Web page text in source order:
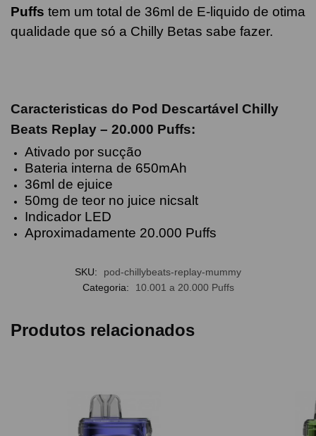
Puffs tem um total de 36ml de E-liquido de otima
qualidade que só a Chilly Betas sabe fazer.
Caracteristicas do Pod Descartável Chilly
Beats Replay – 20.000 Puffs:
Ativado por sucção
Bateria interna de 650mAh
36ml de ejuice
50mg de teor no juice nicsalt
Indicador LED
Aproximadamente 20.000 Puffs
SKU:
pod-chillybeats-replay-mummy
Categoria:
10.001 a 20.000 Puffs
Produtos relacionados